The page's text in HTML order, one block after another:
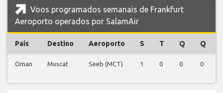
Voos programados semanais de Frankfurt
Aeroporto operados por SalamAir
País Destino Aeroporto S T Q Q
Oman Muscat Seeb (MCT) 1 0 0 0